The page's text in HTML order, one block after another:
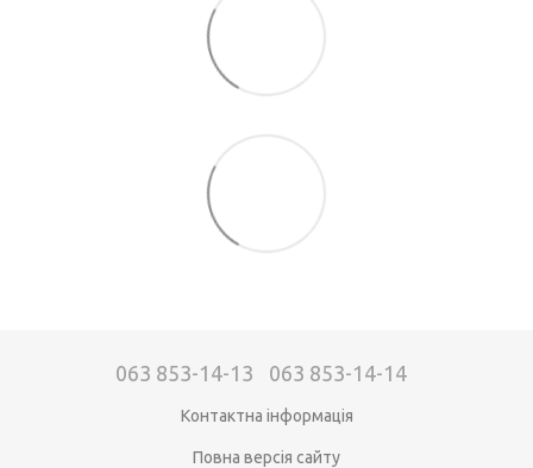
063 853-14-13 063 853-14-14
Контактна інформація
Повна версія сайту